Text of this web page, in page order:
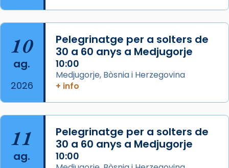
de Barcelona.
Aquest dilluns, 27 de juliol, ha tingut lloc la
missa d’acció de gràcies en agraïment al
comitè organitzador de la visita apostòlica
del Sant Pare Lleó XIV a Barcelona, i als
col·laboradors, a la Catedral de Barcelona.
L’arquebisbe de Barcelona, el cardenal Joan
Josep Omella, ha presidit la missa i l’ha
concelebrat el bisbe auxiliar de Barcelona,
Mons. David Abadías.
📸 Dr. G. Simón
10
ag.
2026
Pelegrinatge per a solters de
30 a 60 anys a Medjugorje
10:00
Medjugorje, Bòsnia i Herzegovina
+ info
11
ag.
Pelegrinatge per a solters de
30 a 60 anys a Medjugorje
10:00